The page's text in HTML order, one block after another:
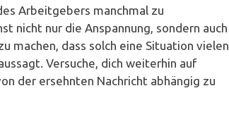
Arbeitgebers manchmal zu
nicht nur die Anspannung, sondern auch
machen, dass solch eine Situation vielen
Versuche, dich weiterhin auf
der ersehnten Nachricht abhängig zu